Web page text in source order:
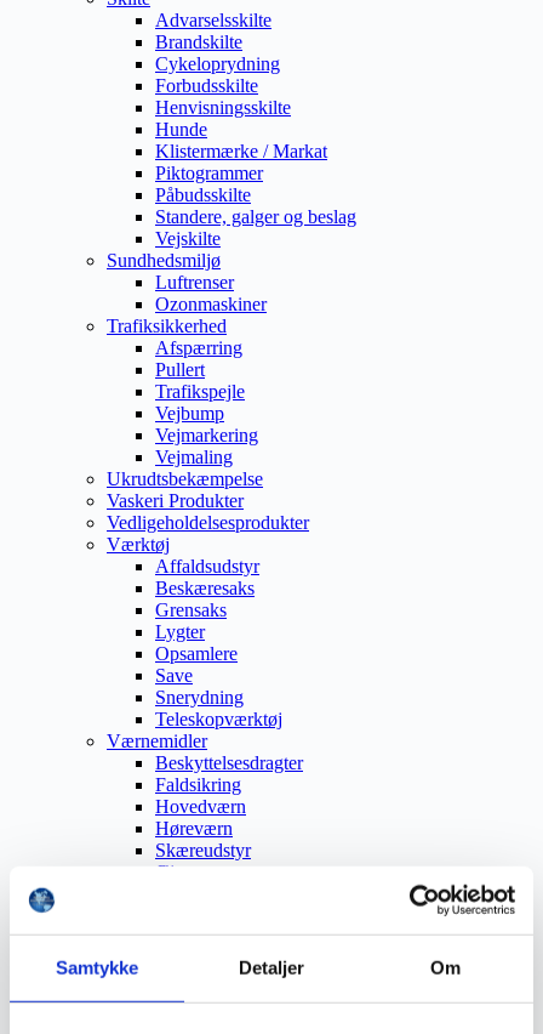
Samtykke Detaljer Om
Advarselsskilte
Brandskilte
Cykeloprydning
Forbudsskilte
Henvisningsskilte
Hunde
Klistermærke / Markat
Piktogrammer
Påbudsskilte
Standere, galger og beslag
Vejskilte
Sundhedsmiljø
Luftrenser
Ozonmaskiner
Trafiksikkerhed
Afspærring
Pullert
Trafikspejle
Vejbump
Vejmarkering
Vejmaling
Ukrudtsbekæmpelse
Vaskeri Produkter
Vedligeholdelsesprodukter
Værktøj
Affaldsudstyr
Beskæresaks
Grensaks
Lygter
Opsamlere
Save
Snerydning
Teleskopværktøj
Værnemidler
Beskyttelsesdragter
Faldsikring
Hovedværn
Høreværn
Skæreudstyr
Øjenværn
Brandmateriel
Byudstyr
Affaldsbeholdere
Afspærring